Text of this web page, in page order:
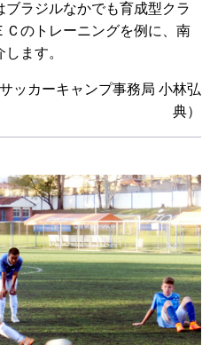
ラジルなかでも育成型クラ
のトレーニングを例に、南
ます。
ッカーキャンプ事務局 小林弘
典）